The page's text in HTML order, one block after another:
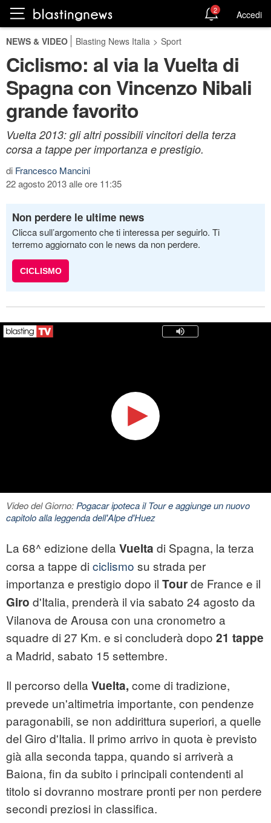
2 Accedi
NEWS & VIDEO Blasting News Italia > Sport
Ciclismo: al via la Vuelta di
Spagna con Vincenzo Nibali
grande favorito
Vuelta 2013: gli altri possibili vincitori della terza
corsa a tappe per importanza e prestigio.
di Francesco Mancini
22 agosto 2013 alle ore 11:35
Non perdere le ultime news
Clicca sull’argomento che ti interessa per seguirlo. Ti
terremo aggiornato con le news da non perdere.
CICLISMO
Video del Giorno: Pogacar ipoteca il Tour e aggiunge un nuovo
capitolo alla leggenda dell'Alpe d'Huez
La 68^ edizione della Vuelta di Spagna, la terza
corsa a tappe di ciclismo su strada per
importanza e prestigio dopo il Tourde France e il
Giro d'Italia, prenderà il via sabato 24 agosto da
Vilanova de Arousa con una cronometro a
squadre di 27 Km. e si concluderà dopo 21 tappe
a Madrid, sabato 15 settembre.
Il percorso della Vuelta, come di tradizione,
prevede un'altimetria importante, con pendenze
paragonabili, se non addirittura superiori, a quelle
del Giro d'Italia. Il primo arrivo in quota è previsto
già alla seconda tappa, quando si arriverà a
Baiona, fin da subito i principali contendenti al
titolo si dovranno mostrare pronti per non perdere
secondi preziosi in classifica.